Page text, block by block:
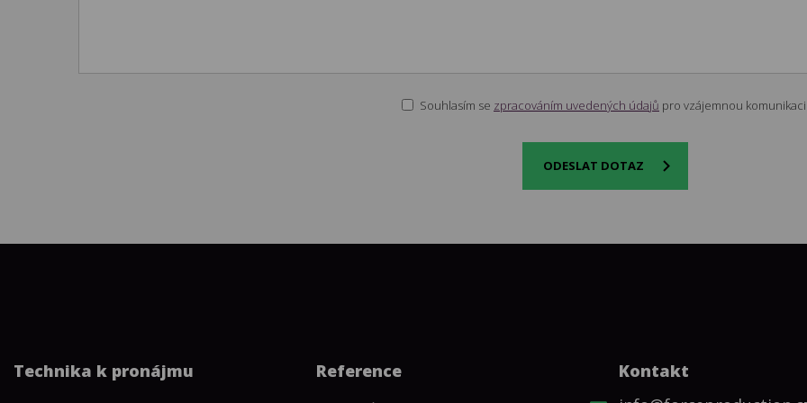
Souhlasím se zpracováním uvedených údajů pro vzájemnou
ODESLAT DOTAZ
Technika k pronájmu Reference
Kontakt